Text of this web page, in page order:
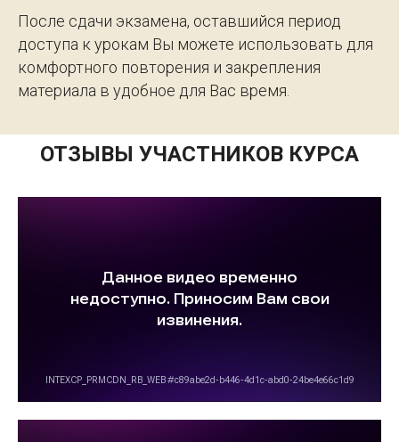
После сдачи экзамена, оставшийся период
доступа к урокам Вы можете использовать для
комфортного повторения и закрепления
материала в удобное для Вас время.
ОТЗЫВЫ УЧАСТНИКОВ КУРСА